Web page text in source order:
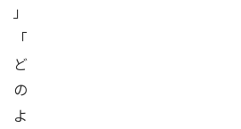
」
「
ど
の
よ